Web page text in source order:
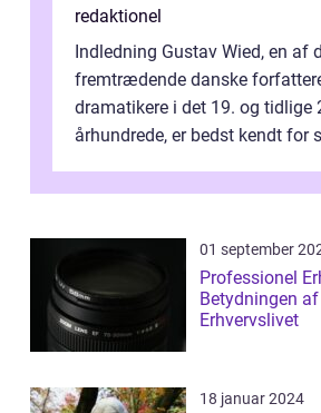
redaktionel
Indledning Gustav Wied, en af
fremtrædende danske
dramatikere i det 19. og tidlige
århundrede, er bedst kendt for
af...
01 september
Professionel
Betydningen
Erhvervslivet
18 januar 2024